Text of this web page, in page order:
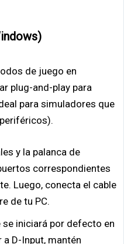
de juego en
plug-and-play para
para simuladores que
y la palanca de
correspondientes
Luego, conecta el cable
de tu PC.
se iniciará por defecto en
D-Input, mantén